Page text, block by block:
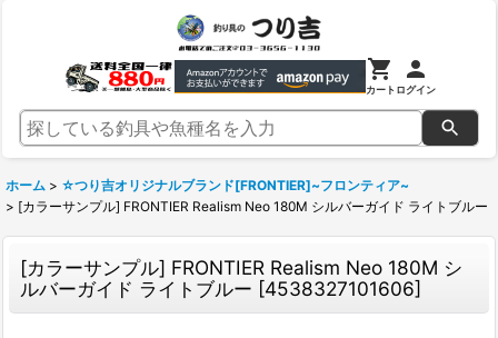
カートログイン
ホーム > ☆つり吉オリジナルブランド[FRONTIER]~フロンティア~
> [カラーサンプル] FRONTIER Realism Neo 180M シルバーガイド ライトブルー
[カラーサンプル] FRONTIER Realism Neo 180M シ
ルバーガイド ライトブルー [4538327101606]